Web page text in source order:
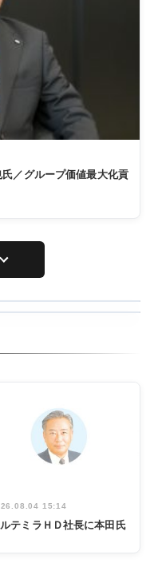
／グループ価値最大化貢
15:14
テミラＨＤ社長に本田氏